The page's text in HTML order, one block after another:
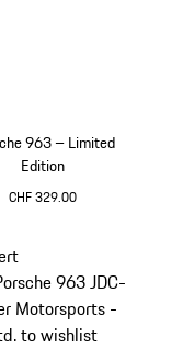
963 – Limited
Edition
CHF 329.00
963 JDC-
Motorsports -
to wishlist